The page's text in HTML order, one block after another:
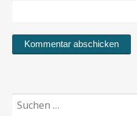
Suchen
nach: